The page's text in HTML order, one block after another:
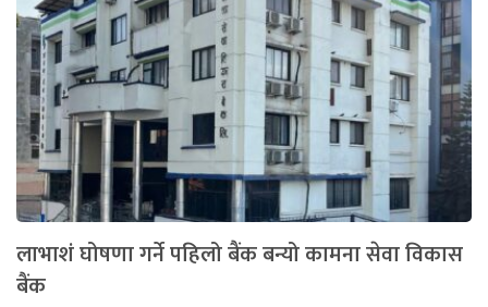
लाभाशं घोषणा गर्ने पहिलो बैंक बन्यो कामना सेवा विकास
बैंक